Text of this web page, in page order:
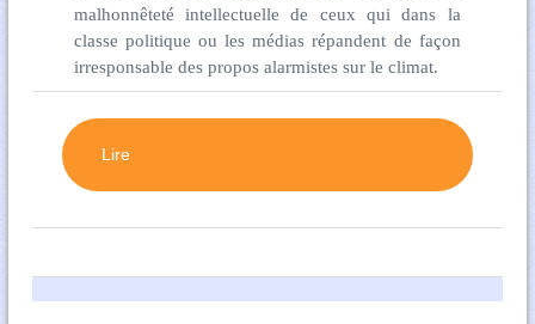
malhonnêteté intellectuelle de ceux qui dans la
classe politique ou les médias répandent de façon
irresponsable des propos alarmistes sur le climat.
Lire